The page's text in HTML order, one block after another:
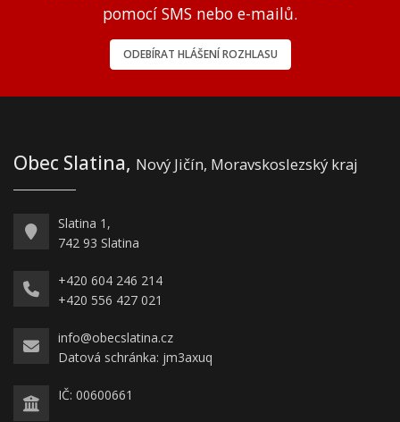
pomocí SMS nebo e-mailů.
ODEBÍRAT HLÁŠENÍ ROZHLASU
Obec Slatina, Nový Jičín, Moravskoslezský kraj
Slatina 1,
742 93 Slatina
+420 604 246 214
+420 556 427 021
info@obecslatina.cz
Datová schránka: jm3axuq
IČ: 00600661